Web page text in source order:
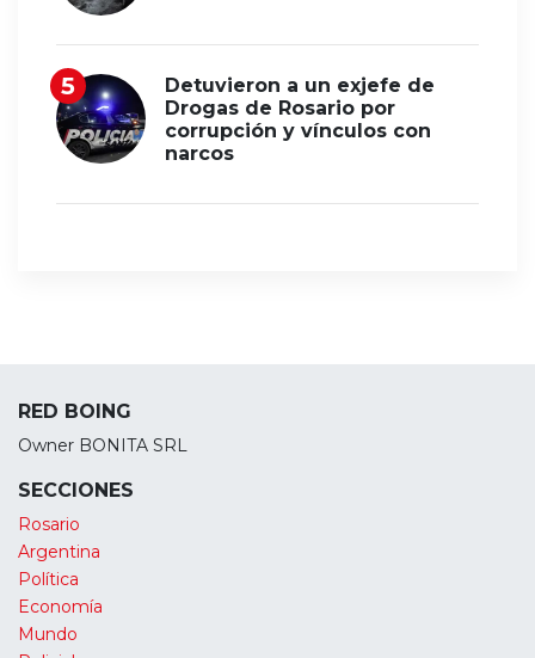
Detuvieron a un exjefe de
Drogas de Rosario por
corrupción y vínculos con
narcos
RED BOING
Owner BONITA SRL
SECCIONES
Rosario
Argentina
Política
Economía
Mundo